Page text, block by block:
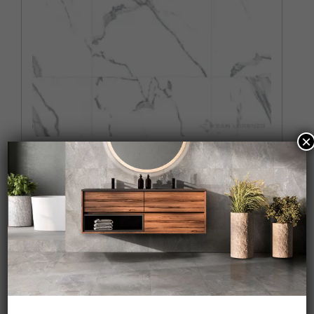
CALACATTA GREY BRILLO 2.58
60 x 60
×